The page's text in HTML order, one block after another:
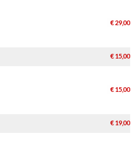
€ 29,00
€ 15,00
€ 15,00
€ 19,00